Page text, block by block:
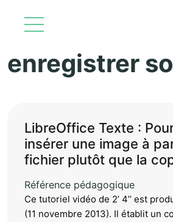
Aller au
enregistrer
LibreOffice Texte :
insérer une image à
fichier plutôt que la
Référence pédagogique
Ce tutoriel vidéo de 2’ 4’’ est
(11 novembre 2013). Il établit un